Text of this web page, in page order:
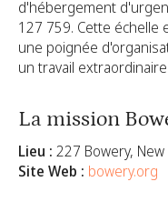
d'hébergement
127 759. Cette échelle
une poignée
un travail
La mission
Lieu : 227 Bowery,
Site Web : bowery.org